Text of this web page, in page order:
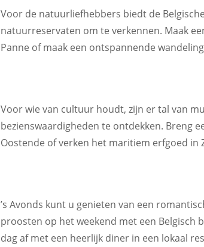
Voor de natuurliefhebbers biedt de
natuurreservaten om te verkennen. Maak
Panne of maak een ontspannende
Voor wie van cultuur houdt, zijn er tal van
bezienswaardigheden te ontdekken. Breng
Oostende of verken het maritiem erfgoed in
’s Avonds kunt u genieten van een
proosten op het weekend met een Belgisch
dag af met een heerlijk diner in een lokaal